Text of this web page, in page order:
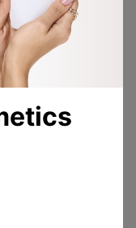
супов
и ягодные компоты